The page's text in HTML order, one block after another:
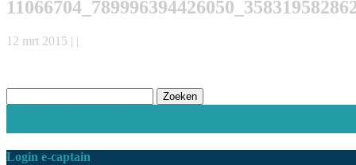
12 mrt 2015 | |
naar:
Login e-captain